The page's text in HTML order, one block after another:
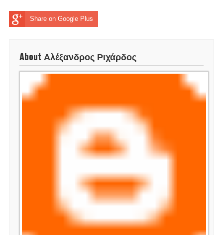
Share on Google Plus
About Αλέξανδρος Ριχάρδος